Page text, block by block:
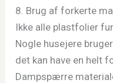
8. Brug af forkerte
Ikke alle plastfolier
Nogle husejere
det kan have en helt
Dampspærre